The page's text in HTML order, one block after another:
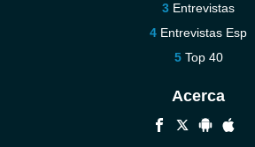
Entrevistas
Entrevistas Esp
Top 40
Acerca